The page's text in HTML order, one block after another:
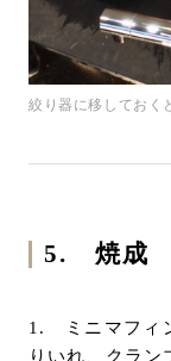
絞り器に移しておく
5. 焼成
1. ミニマフィ
りいれ、クラン